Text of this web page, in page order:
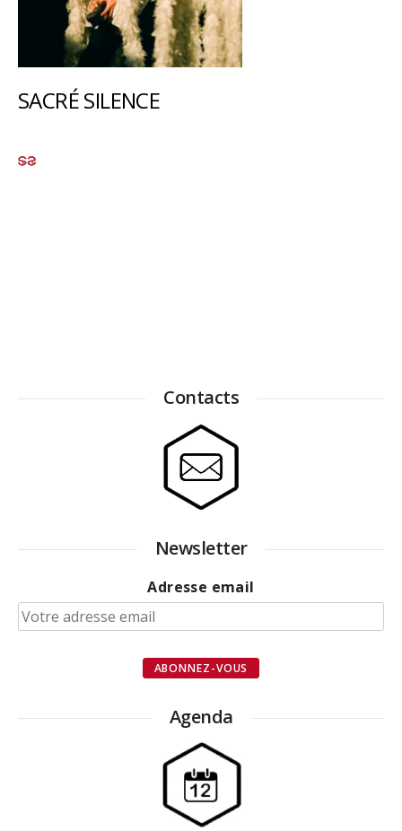
SACRÉ SILENCE
Contacts
Newsletter
Adresse email
Agenda